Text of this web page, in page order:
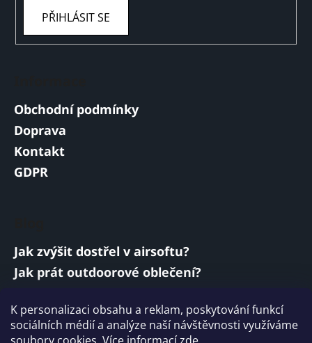
K personalizaci obsahu a reklam, poskytování funkcí
sociálních médií a analýze naší návštěvnosti využíváme
PŘIHLÁSIT SE
Obchodní podmínky
Doprava
Kontakt
GDPR
Jak zvýšit dostřel v airsoftu?
Jak prát outdoorové oblečení?
Vojenská a armádní sluchátka: co musí
splňovat?